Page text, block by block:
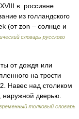
в. россияне
из голландского
(от zon – солнце и
словарь русского
от дождя или
на трости
Навес над столиком
дверью.
толковый словарь